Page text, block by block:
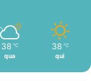
38 ℃
qua
38 ℃
qui